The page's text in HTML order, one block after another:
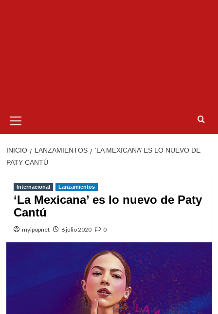
primario
INICIO LANZAMIENTOS
‘LA MEXICANA’ ES LO NUEVO DE
PATY CANTÚ
Internacional Lanzamientos
‘La Mexicana’ es lo nuevo de Paty
Cantú
myipopnet 6 julio 2020 0